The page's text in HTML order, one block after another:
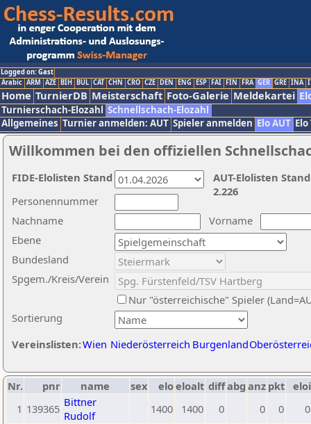
Logged on: Gast
Arabic ARM AZE BIH BUL CAT CHN CRO CZE DEN ENG ESP FAI FIN FRA GER GRE INA
Home TurnierDB Meisterschaft Foto-Galerie Meldekartei
Turnierschach-Elozahl Schnellschach-Elozahl
Allgemeines Turnier anmelden: AUT Spieler anmelden Elo AUT
Willkommen bei den offiziellen
Nachname
Vorname
Ebene
Sortierung
Personennummer
Bundesland
Spgem./Kreis/Verein
Nur "österreichische" Spieler
Vereinslisten:Wien Niederösterreich Burgenland
AUT-Elolisten
2.226
FIDE-Elolisten Stand
Nr. pnr name sex eloeloalt diffabg anz pkt eloi
1 139365 Bittner
Rudolf
1400 1400 0 0 0 0